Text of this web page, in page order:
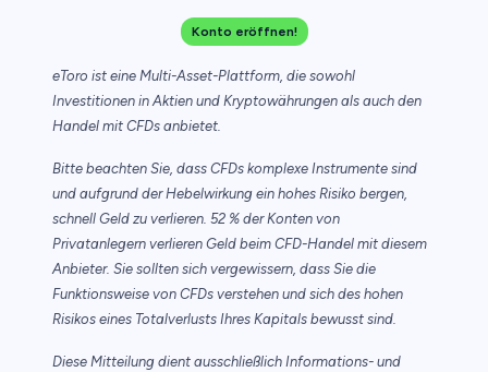
Konto eröffnen!
eToro ist eine Multi-Asset-Plattform, die sowohl
Investitionen in Aktien und Kryptowährungen als auch den
Handel mit CFDs anbietet.
Bitte beachten Sie, dass CFDs komplexe Instrumente sind
und aufgrund der Hebelwirkung ein hohes Risiko bergen,
schnell Geld zu verlieren. 52 % der Konten von
Privatanlegern verlieren Geld beim CFD-Handel mit diesem
Anbieter. Sie sollten sich vergewissern, dass Sie die
Funktionsweise von CFDs verstehen und sich des hohen
Risikos eines Totalverlusts Ihres Kapitals bewusst sind.
Diese Mitteilung dient ausschließlich Informations- und